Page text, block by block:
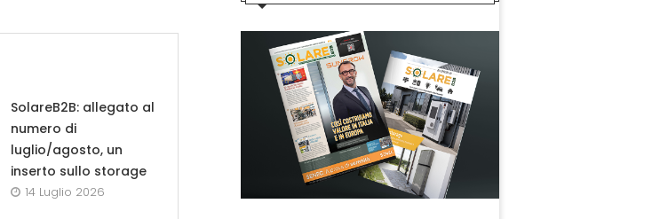
SolareB2B: allegato al
numero di
luglio/agosto, un
inserto sullo storage
14 Luglio 2026